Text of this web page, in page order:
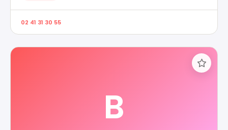
02 41 31 30 55
B